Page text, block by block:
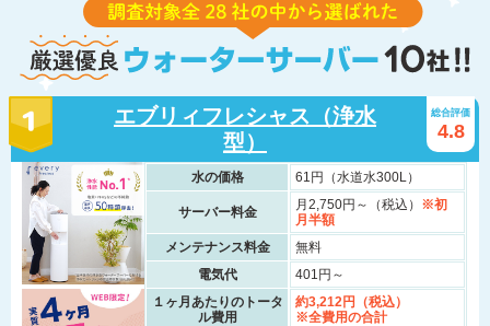
エブリィフレシャス（浄水
型）
総合評価
4.8
水の価格 61円（水道水300L）
サーバー料金 月2,750円～（税込） ※初
月半額
メンテナンス料金
無料
電気代
401円～
１ヶ月あたりのトータ
ル費用
約3,212円（税込）
※全費用の合計